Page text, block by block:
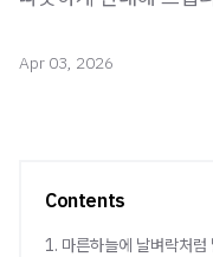
Apr 03, 2026
Contents
1. 마른하늘에 날벼락처럼